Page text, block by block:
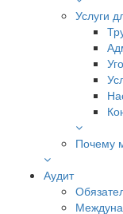
Услуги
Почему
Аудит